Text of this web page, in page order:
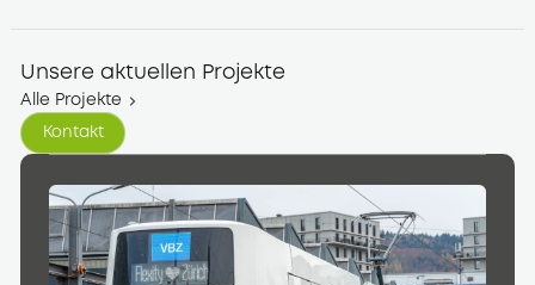
Unsere aktuellen Projekte
Alle Projekte
Kontakt
Kontakt